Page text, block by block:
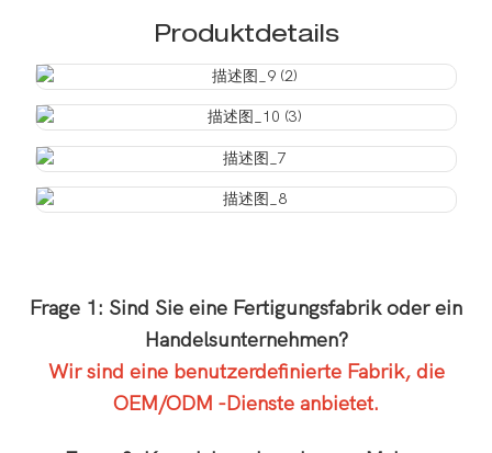
Produktdetails
Frage 1: Sind Sie eine Fertigungsfabrik oder ein
Handelsunternehmen?
Wir sind eine benutzerdefinierte Fabrik, die
OEM/ODM -Dienste anbietet.